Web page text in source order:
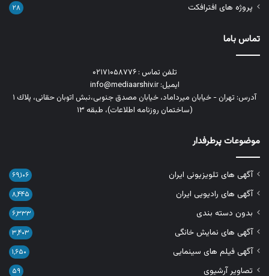
پروژه های افترافکت ۲۸
تماس باما
تلفن تماس : ۰۲۱۷۱۰۵۸۷۷۶
ایمیل: info@mediaarshiv.ir
آدرس: تهران - خیابان میرداماد، خیابان مصدق جنوبی،نبش اتوبان حقانی، پلاك ١
(ساختمان روزنامه اطلاعات)، طبقه ۱۳
موضوعات پرطرفدار
آگهی های تلویزیونی ایران ۶۹,۱۰۶
آگهی های رادیویی ایران ۸,۴۴۵
بدون دسته بندی ۶,۳۳۳
آگهی های نمایش خانگی ۳,۴۰۳
آگهی فیلم های سینمایی ۱,۶۵۰
تصاویر آرشیوی ۵۹